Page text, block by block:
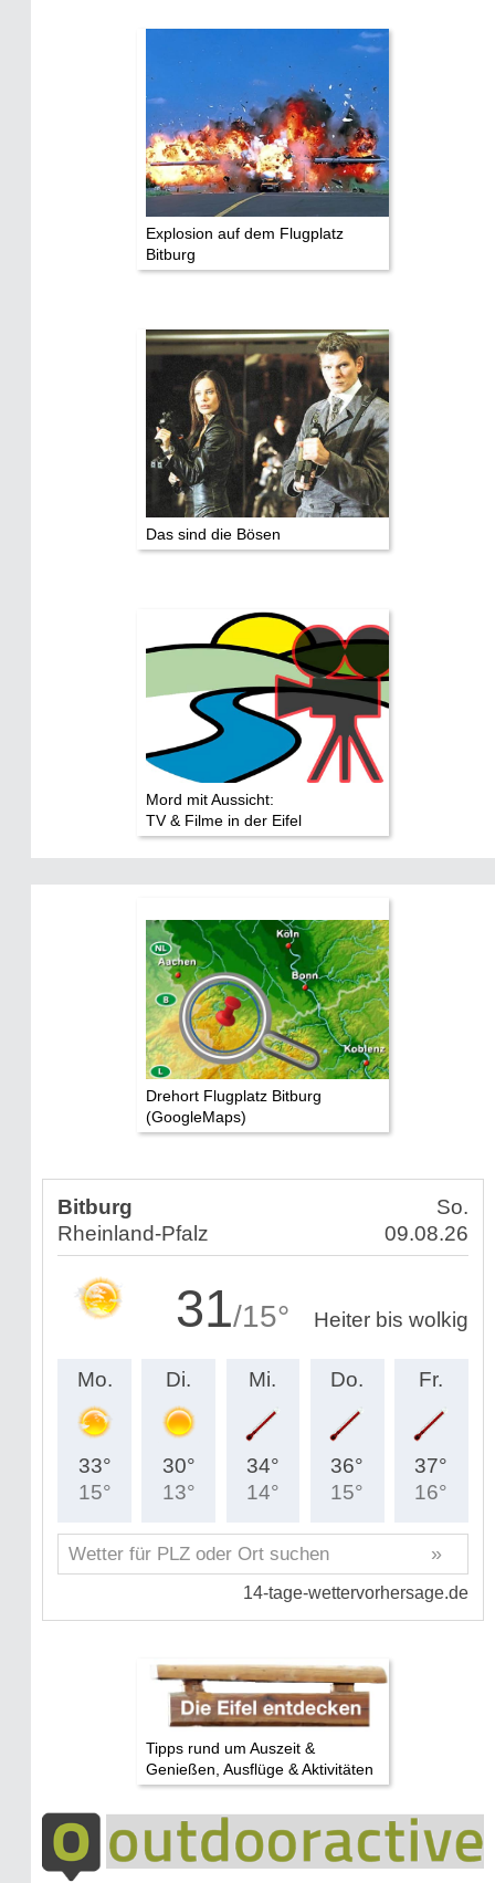
Explosion auf dem Flugplatz
Bitburg
Das sind die Bösen
Mord mit Aussicht:
TV & Filme in der Eifel
Drehort Flugplatz Bitburg
(GoogleMaps)
Tipps rund um Auszeit &
Genießen, Ausflüge & Aktivitäten